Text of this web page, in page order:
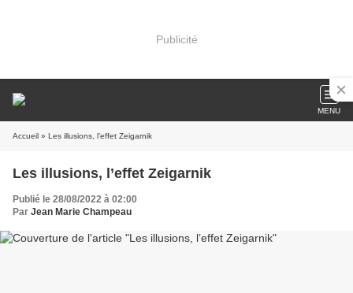
Publicité
MENU
Accueil » Les illusions, l’effet Zeigarnik
Les illusions, l’effet Zeigarnik
Publié le 28/08/2022 à 02:00
Par Jean Marie Champeau